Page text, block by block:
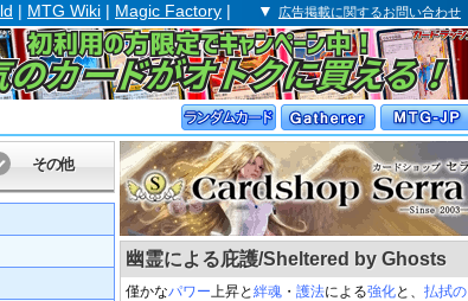
| MTG Wiki | Magic Factory | ▼ 広告掲載に関するお問い合わせ
幽霊による庇護/Sheltered by Ghosts
僅かなパワー上昇と絆魂 ・ 護法による強化と、 払拭の
その他